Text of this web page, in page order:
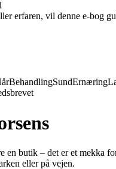
erfaren, vil denne e-bog
BehandlingSundErnæring
en butik – det er et mekka
eller på vejen.